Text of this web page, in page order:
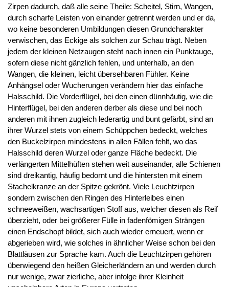
Zirpen dadurch, daß alle seine Theile: Scheitel, Stirn, Wangen,
durch scharfe Leisten von einander getrennt werden und er da,
wo keine besonderen Umbildungen diesen Grundcharakter
verwischen, das Eckige als solchen zur Schau trägt. Neben
jedem der kleinen Netzaugen steht nach innen ein Punktauge,
sofern diese nicht gänzlich fehlen, und unterhalb, an den
Wangen, die kleinen, leicht übersehbaren Fühler. Keine
Anhängsel oder Wucherungen verändern hier das einfache
Halsschild. Die Vorderflügel, bei den einen dünnhäutig, wie die
Hinterflügel, bei den anderen derber als diese und bei noch
anderen mit ihnen zugleich lederartig und bunt gefärbt, sind an
ihrer Wurzel stets von einem Schüppchen bedeckt, welches
den Buckelzirpen mindestens in allen Fällen fehlt, wo das
Halsschild deren Wurzel oder ganze Fläche bedeckt. Die
verlängerten Mittelhüften stehen weit auseinander, alle Schienen
sind dreikantig, häufig bedornt und die hintersten mit einem
Stachelkranze an der Spitze gekrönt. Viele Leuchtzirpen
sondern zwischen den Ringen des Hinterleibes einen
schneeweißen, wachsartigen Stoff aus, welcher diesen als Reif
überzieht, oder bei größerer Fülle in fadenfömigen Strängen
einen Endschopf bildet, sich auch wieder erneuert, wenn er
abgerieben wird, wie solches in ähnlicher Weise schon bei den
Blattläusen zur Sprache kam. Auch die Leuchtzirpen gehören
überwiegend den heißen Gleicherländern an und werden durch
nur wenige, zwar zierliche, aber infolge ihrer Kleinheit